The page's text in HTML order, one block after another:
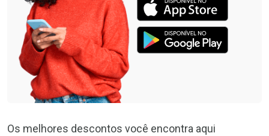
Os melhores descontos você encontra aqui